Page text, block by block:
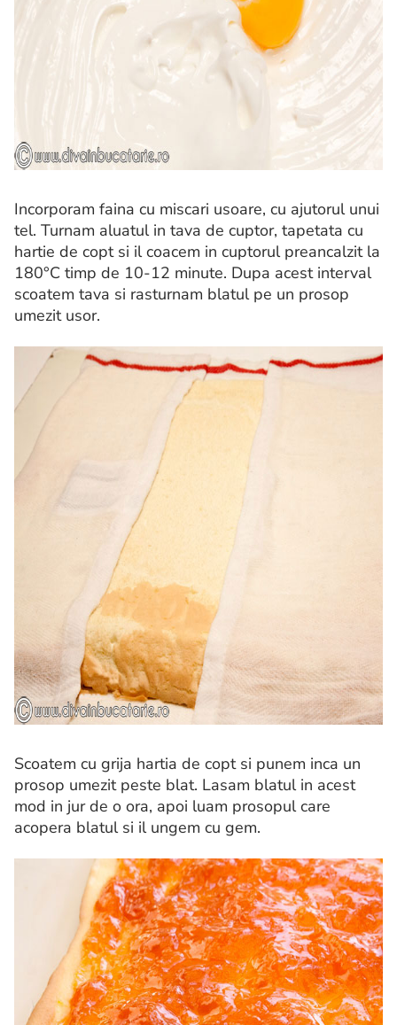
Incorporam faina cu miscari usoare, cu ajutorul unui
tel. Turnam aluatul in tava de cuptor, tapetata cu
hartie de copt si il coacem in cuptorul preancalzit la
180°C timp de 10-12 minute. Dupa acest interval
scoatem tava si rasturnam blatul pe un prosop
umezit usor.
Scoatem cu grija hartia de copt si punem inca un
prosop umezit peste blat. Lasam blatul in acest
mod in jur de o ora, apoi luam prosopul care
acopera blatul si il ungem cu gem.